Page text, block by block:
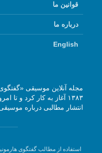
قوانین ما
درباره ما
English
۱۳۸۳ آغاز به کار کرد و
انتشار مطالبی درباره
استفاده از مطالب گفتگوی